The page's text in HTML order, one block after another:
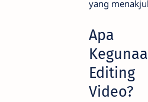
yang
Apa
Editing
Video?